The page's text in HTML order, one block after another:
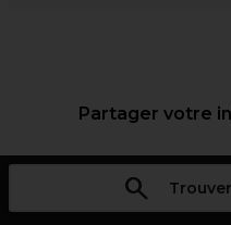
Partager votre